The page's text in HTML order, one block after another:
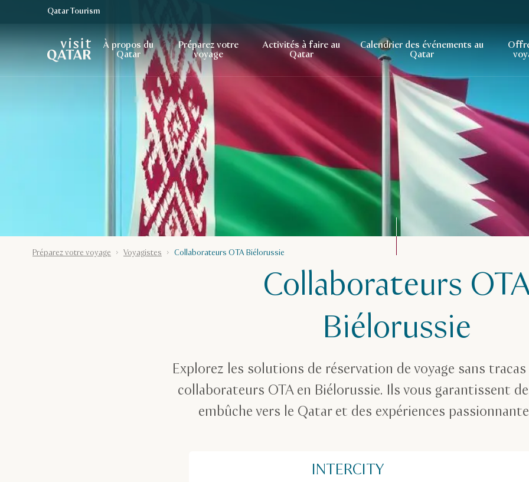
Page d’accueil de Visit Qatar
Qatar Tourism
À propos du
Qatar
Préparez votre
voyage
Activités à faire au
Qatar
Calendrier des événements au
Qatar
Préparez votre voyage Voyagistes Collaborateurs OTA Biélorussie
Collaborateurs
Biélorussie
Explorez les solutions de réservation de voyage sans
collaborateurs OTA en Biélorussie. Ils vous garantissent
embûche vers le Qatar et des expériences
INTERCITY